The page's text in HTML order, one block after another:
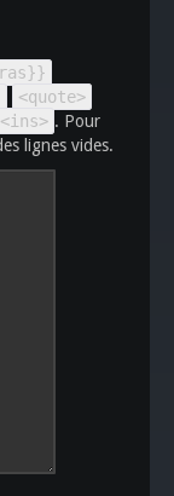
<quote>
<ins> . Pour
lignes vides.